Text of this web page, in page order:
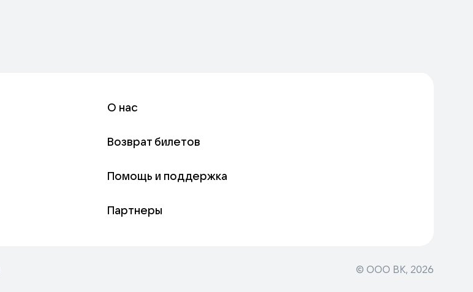
О нас
Возврат билетов
Помощь и поддержка
Партнеры
© ООО ВК, 2026